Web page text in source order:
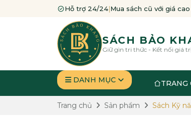
Hỗ trợ 24/24|Mua sách cũ với giá
SÁCH BẢO
Giữ gìn tri thức - Kết nối giá trị
DANH MỤC TRANG
Trang chủ Sản phẩm Sách Kỹ